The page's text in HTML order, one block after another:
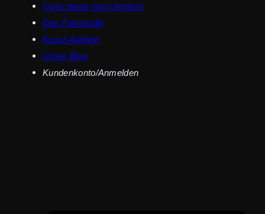
Gutscheine verschenken
Das Fotostudio
Kunst-Auktion
Unser Blog
Kundenkonto/Anmelden